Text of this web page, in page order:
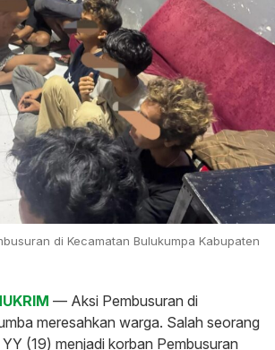
di Kecamatan Bulukumpa Kabupaten
— Aksi Pembusuran di
meresahkan warga. Salah seorang
(19) menjadi korban Pembusuran